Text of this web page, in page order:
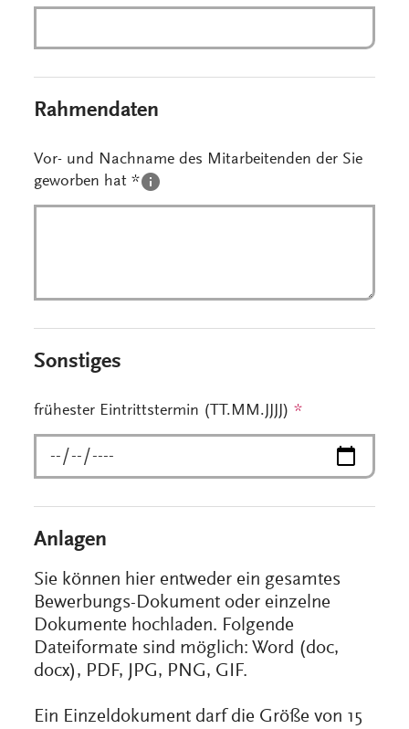
Rahmendaten
Vor- und Nachname des Mitarbeitenden der Sie
geworben hat *
Sonstiges
frühester Eintrittstermin (TT.MM.JJJJ)*
Anlagen
Sie können hier entweder ein gesamtes
Bewerbungs-Dokument oder einzelne
Dokumente hochladen. Folgende
Dateiformate sind möglich: Word (doc,
docx), PDF, JPG, PNG, GIF.
Ein Einzeldokument darf die Größe von 15